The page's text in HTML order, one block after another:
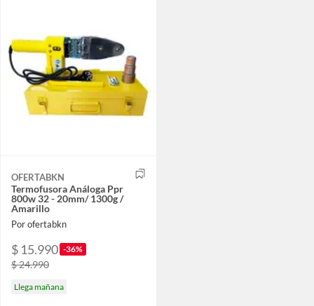
OFERTABKN
Termofusora Análoga Ppr
800w 32 - 20mm/ 1300g /
Amarillo
Por ofertabkn
$ 15.990 -36%
$ 24.990
Llega mañana